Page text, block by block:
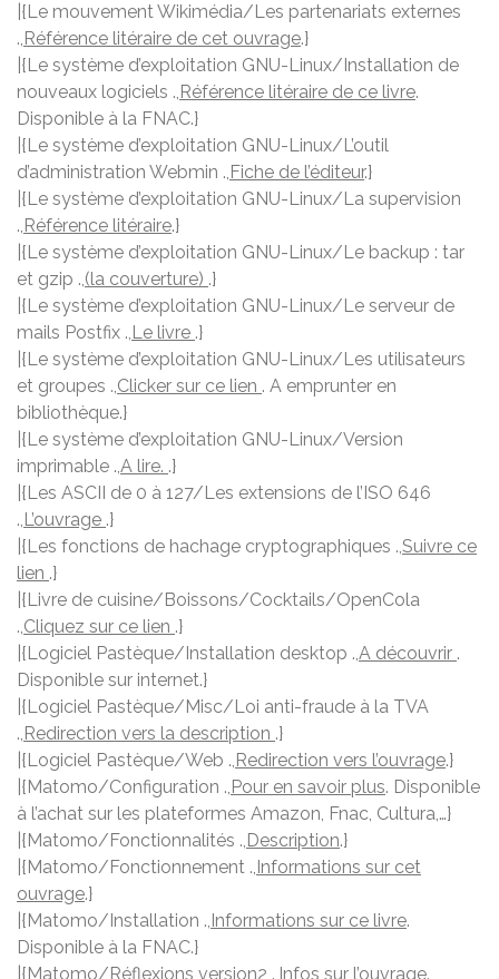
|{Le mouvement Wikimédia/Les partenariats externes
., Référence litéraire de cet ouvrage.}
|{Le système d’exploitation GNU-Linux/Installation de
nouveaux logiciels ., Référence litéraire de ce livre.
Disponible à la FNAC.}
|{Le système d’exploitation GNU-Linux/L’outil
d’administration Webmin ., Fiche de l’éditeur.}
|{Le système d’exploitation GNU-Linux/La supervision
., Référence litéraire.}
|{Le système d’exploitation GNU-Linux/Le backup : tar
et gzip .,(la couverture) .}
|{Le système d’exploitation GNU-Linux/Le serveur de
mails Postfix ., Le livre .}
|{Le système d’exploitation GNU-Linux/Les utilisateurs
et groupes .,Clicker sur ce lien . A emprunter en
bibliothèque.}
|{Le système d’exploitation GNU-Linux/Version
imprimable .,A lire. .}
|{Les ASCII de 0 à 127/Les extensions de l’ISO 646
., L’ouvrage .}
|{Les fonctions de hachage cryptographiques .,Suivre ce
lien .}
|{Livre de cuisine/Boissons/Cocktails/OpenCola
.,Cliquez sur ce lien .}
|{Logiciel Pastèque/Installation desktop .,A découvrir .
Disponible sur internet.}
|{Logiciel Pastèque/Misc/Loi anti-fraude à la TVA
., Redirection vers la description .}
|{Logiciel Pastèque/Web ., Redirection vers l’ouvrage.}
|{Matomo/Configuration ., Pour en savoir plus. Disponible
à l’achat sur les plateformes Amazon, Fnac, Cultura,…}
|{Matomo/Fonctionnalités ., Description.}
|{Matomo/Fonctionnement ., Informations sur cet
ouvrage.}
|{Matomo/Installation ., Informations sur ce livre.
Disponible à la FNAC.}
|{Matomo/Réflexions version2 ., Infos sur l’ouvrage.